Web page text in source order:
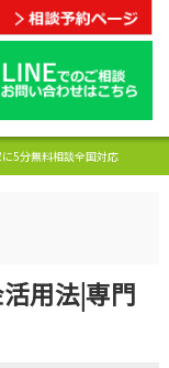
5分無料相談全国対応
用法|専門